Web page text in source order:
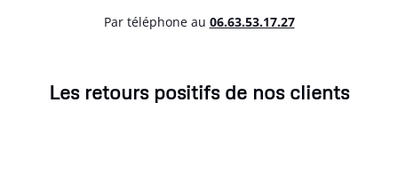
Par téléphone au 06.63.53.17.27
Les retours positifs de nos clients